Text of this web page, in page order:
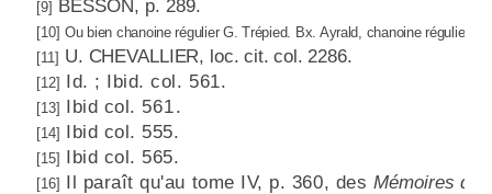
[9] BESSON, p. 289.
[10] Ou bien chanoine régulier G. Trépied. Bx. Ayrald, chanoine régulier et
[11] U. CHEVALLIER, loc.cit.col. 2286.
[12] Id. ; Ibid. col. 561.
[13] Ibid col. 561.
[14] Ibid col. 555.
[15] Ibid col. 565.
[16] Il paraît qu'au tome IV, p. 360, des Mémoires de